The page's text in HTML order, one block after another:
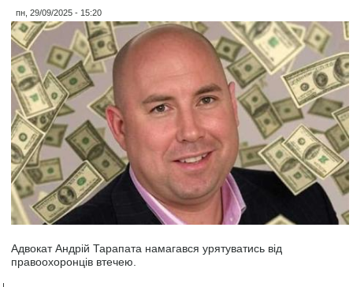
пн, 29/09/2025 - 15:20
Адвокат Андрій Тарапата намагався урятуватись від
правоохоронців втечею.